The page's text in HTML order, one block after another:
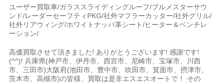
ユーザー買取車/ガラススライディングルーフ/ブルメスターサウ
ンド/レーダーセーフティPKG/社外マフラーカッター/社外グリル/
社外リアウィング/ホワイトナッパ革シート/ヒーター＆ベンチレ
ーション/
高価買取させて頂きました! ありがとうございます! 感謝です!
(^^)! 兵庫県(神戸市、伊丹市、西宮市、尼崎市、宝塚市、川西
市、三田市)大阪府(池田市、豊中市、吹田市、箕面市、摂津市、
茨木市、高槻市)の皆様、買取は是非エスエスオートで！ その